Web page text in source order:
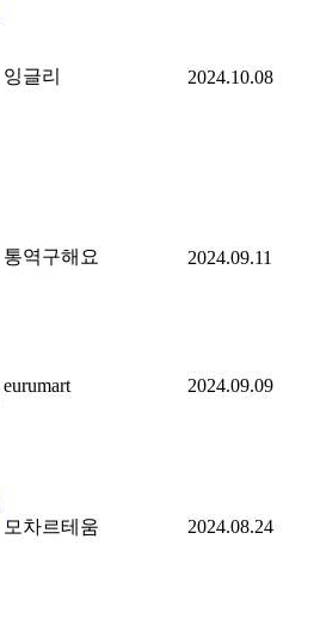
잉글리 2024.10.08
통역구해요 2024.09.11
eurumart 2024.09.09
모차르테움 2024.08.24